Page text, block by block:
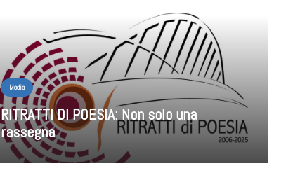
Media
RITRATTI DI POESIA: Non solo una
rassegna